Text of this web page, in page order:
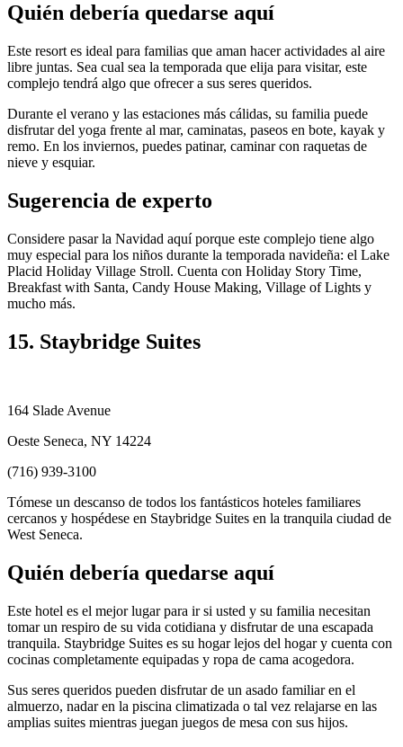
Quién debería quedarse aquí
Este resort es ideal para familias que aman hacer actividades al aire
libre juntas. Sea cual sea la temporada que elija para visitar, este
complejo tendrá algo que ofrecer a sus seres queridos.
Durante el verano y las estaciones más cálidas, su familia puede
disfrutar del yoga frente al mar, caminatas, paseos en bote, kayak y
remo. En los inviernos, puedes patinar, caminar con raquetas de
nieve y esquiar.
Sugerencia de experto
Considere pasar la Navidad aquí porque este complejo tiene algo
muy especial para los niños durante la temporada navideña: el Lake
Placid Holiday Village Stroll. Cuenta con Holiday Story Time,
Breakfast with Santa, Candy House Making, Village of Lights y
mucho más.
15. Staybridge Suites
164 Slade Avenue
Oeste Seneca, NY 14224
(716) 939-3100
Tómese un descanso de todos los fantásticos hoteles familiares
cercanos y hospédese en Staybridge Suites en la tranquila ciudad de
West Seneca.
Quién debería quedarse aquí
Este hotel es el mejor lugar para ir si usted y su familia necesitan
tomar un respiro de su vida cotidiana y disfrutar de una escapada
tranquila. Staybridge Suites es su hogar lejos del hogar y cuenta con
cocinas completamente equipadas y ropa de cama acogedora.
Sus seres queridos pueden disfrutar de un asado familiar en el
almuerzo, nadar en la piscina climatizada o tal vez relajarse en las
amplias suites mientras juegan juegos de mesa con sus hijos.